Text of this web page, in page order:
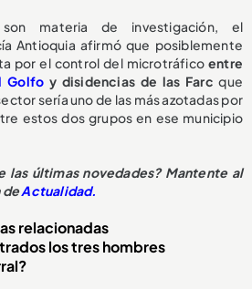
materia de investigación, el
Antioquia afirmó que posiblemente
por el control del microtráfico entre
Golfo y disidencias de las Farcque
sería uno de las más azotadas por
estos dos grupos en ese municipio
las últimas novedades? Mantente al
deActualidad.
relacionadas
los tres hombres